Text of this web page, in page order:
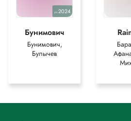
в словообразовании и придает
от глаголов, которые указывают
образует существительные,
качеством. Суффикс "-ство"
уч.2024
Бунимович
Бунимович,
Булычев